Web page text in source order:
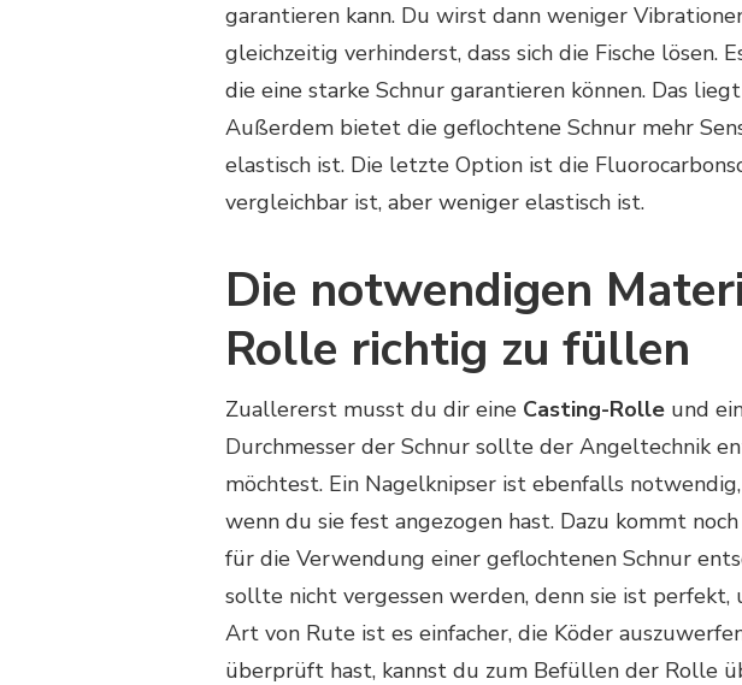
garantieren kann. Du wirst dann weniger
gleichzeitig verhinderst, dass sich die Fische lösen.
die eine starke Schnur garantieren können. Das
Außerdem bietet die geflochtene Schnur mehr
elastisch ist. Die letzte Option ist die
vergleichbar ist, aber weniger elastisch ist.
Die notwendigen
Rolle richtig zu füllen
Zuallererst musst du dir eine Casting-Rolle und
Durchmesser der Schnur sollte der Angeltechnik
möchtest. Ein Nagelknipser ist ebenfalls
wenn du sie fest angezogen hast. Dazu kommt
für die Verwendung einer geflochtenen Schnur
sollte nicht vergessen werden, denn sie ist
Art von Rute ist es einfacher, die Köder
überprüft hast, kannst du zum Befüllen der Rolle